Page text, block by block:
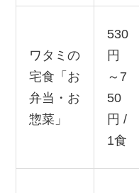
ワタミの
宅食「お
弁当・お
惣菜」
530
円
～7
50
円 /
1食